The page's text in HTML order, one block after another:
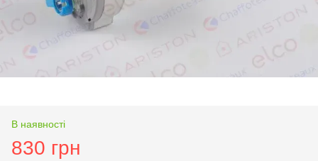
В наявності
830 грн